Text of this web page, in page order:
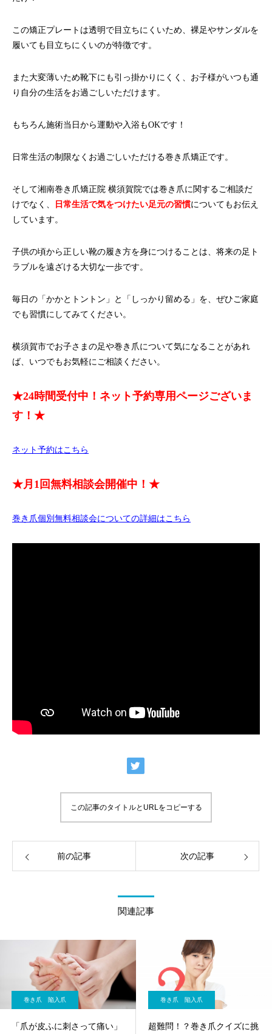
この矯正プレートは透明で目立ちにくいため、裸足やサンダルを
履いても目立ちにくいのが特徴です。
また大変薄いため靴下にも引っ掛かりにくく、お子様がいつも通
り自分の生活をお過ごしいただけます。
もちろん施術当日から運動や入浴もOKです！
日常生活の制限なくお過ごしいただける巻き爪矯正です。
そして湘南巻き爪矯正院 横須賀院では巻き爪に関するご相談だ
けでなく、
日常生活で気をつけたい足元の習慣についてもお伝え
しています。
子供の頃から正しい靴の履き方を身につけることは、将来の足ト
ラブルを遠ざける大切な一歩です。
毎日の「かかとトントン」と「しっかり留める」を、ぜひご家庭
でも習慣にしてみてください。
横須賀市でお子さまの足や巻き爪について気になることがあれ
ば、いつでもお気軽にご相談ください。
★24時間受付中！ネット予約専用ページございま
す！★
ネット予約はこちら
★月1回無料相談会開催中！★
巻き爪個別無料相談会についての詳細はこちら
この記事のタイトルとURLをコピーする
前の記事 次の記事
関連記事
巻き爪 陥入爪
「爪が皮ふに刺さって痛い」
巻き爪 陥入爪
超難問！？巻き爪クイズに挑